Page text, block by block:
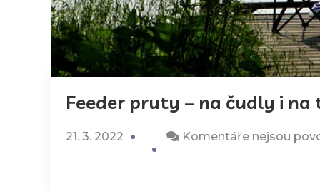
Feeder pruty – na čudly i na
21. 3. 2022 Komentáře nejsou